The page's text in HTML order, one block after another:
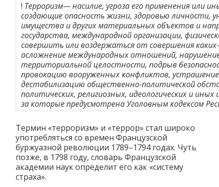
! Терроризм— насилие, угроза его применения или
создающие опасность жизни, здоровью личности,
имущества и других материальных объектов и
государства, международной организации,
совершить или воздержаться от совершения
осложнение международных отношений,
территориальной целостности, подрыв
провокацию вооруженных конфликтов, устрашение
дестабилизацию общественно-политической
политических, религиозных, идеологических и
за которые предусмотрена Уголовным кодексом
Термин «терроризм» и «террор» стал широко
употребляться со времен Французской
буржуазной революции 1789–1794 годах. Чуть
позже, в 1798 году, словарь Французской
академии наук определит его как «систему
страха».